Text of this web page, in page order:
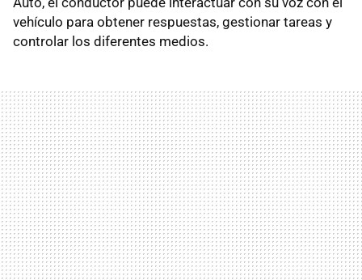
vehículo para obtener respuestas, gestionar tareas y
controlar los diferentes medios.